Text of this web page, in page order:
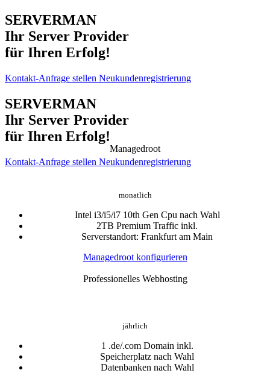
SERVERMAN
Ihr Server Provider
für Ihren Erfolg!
Kontakt-Anfrage stellen Neukundenregistrierung
SERVERMAN
Ihr Server Provider
für Ihren Erfolg!
Kontakt-Anfrage stellen Neukundenregistrierung
Managedroot
monatlich
Intel i3/i5/i7 10th Gen Cpu nach Wahl
2TB Premium Traffic inkl.
Serverstandort: Frankfurt am Main
Managedroot konfigurieren
Professionelles Webhosting
jährlich
1 .de/.com Domain inkl.
Speicherplatz nach Wahl
Datenbanken nach Wahl